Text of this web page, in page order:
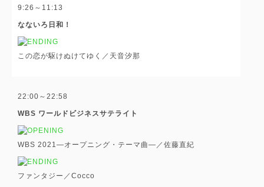
9:26～11:13
なないろ日和！
この恋が駆けぬけてゆく／天音汐那
22:00～22:58
WBS ワールドビジネスサテライト
WBS 2021―オープニング・テーマ曲―／佐藤直紀
ファンタジー／Cocco